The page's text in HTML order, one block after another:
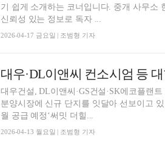
기 쉽게 소개하는 코너입니다. 중개 사무소
신뢰성 있는 정보로 독자 ...
2026-04-17 금요일 | 조범형 기자
대우건설, DL이앤씨·GS건설·SK에코플랜
분양시장에 신규 단지를 잇달아 선보이고
월 공급 예정‘써밋 더힐...
2026-04-13 월요일 | 조범형 기자